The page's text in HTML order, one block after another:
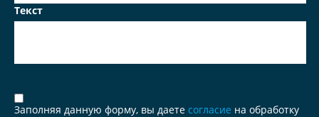
Текст
Заполняя данную форму, вы даете согласие на обработку